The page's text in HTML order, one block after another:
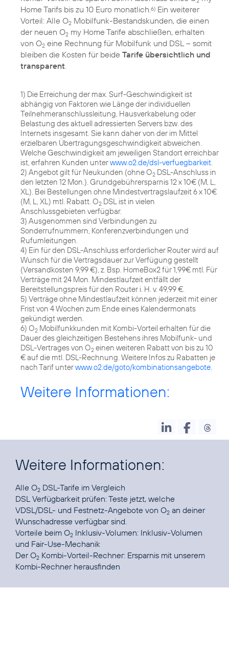
Home Tarifs bis zu 10 Euro monatlich. 6) Ein weiterer
Vorteil: Alle O2 Mobilfunk-Bestandskunden, die einen
der neuen O2 my Home Tarife abschließen, erhalten
von O2 eine Rechnung für Mobilfunk und DSL – somit
bleiben die Kosten für beide Tarife übersichtlich und
transparent
1) Die Erreichung der max. Surf-Geschwindigkeit ist
abhängig von Faktoren wie Länge der individuellen
Teilnehmeranschlussleitung, Hausverkabelung oder
Belastung des aktuell adressierten Servers bzw. des
Internets insgesamt. Sie kann daher von der im Mittel
erzielbaren Übertragungsgeschwindigkeit abweichen.
Welche Geschwindigkeit am jeweiligen Standort erreichbar
ist, erfahren Kunden unterwww.o2.de/dsl-verfuegbarkeit
2) Angebot gilt für Neukunden (ohne O2 DSL-Anschluss in
den letzten 12 Mon.). Grundgebührersparnis 12 x 10€ (M, L,
XL). Bei Bestellungen ohne Mindestvertragslaufzeit 6 x 10€
(M, L, XL) mtl. Rabatt. O2 DSL ist in vielen
Anschlussgebieten verfügbar.
3) Ausgenommen sind Verbindungen zu
Sonderrufnummern, Konferenzverbindungen und
Rufumleitungen.
4) Ein für den DSL-Anschluss erforderlicher Router wird auf
Wunsch für die Vertragsdauer zur Verfügung gestellt
(Versandkosten 9,99 €), z. Bsp. HomeBox2 für 1,99€ mtl. Für
Verträge mit 24 Mon. Mindestlaufzeit entfällt der
Bereitstellungspreis für den Router i. H. v. 49,99 €.
5) Verträge ohne Mindestlaufzeit können jederzeit mit einer
Frist von 4 Wochen zum Ende eines Kalendermonats
gekündigt werden.
6) O2 Mobilfunkkunden mit Kombi-Vorteil erhalten für die
Dauer des gleichzeitigen Bestehens ihres Mobilfunk- und
DSL-Vertrages von O2 einen weiteren Rabatt von bis zu 10
€ auf die mtl. DSL-Rechnung. Weitere Infos zu Rabatten je
nach Tarif unterwww.o2.de/goto/kombinationsangebote
Weitere Informationen:
Weitere Informationen:
Alle O2 DSL-Tarife
DSL Verfügbarkeit prüfen:Teste jetzt, welche
VDSL/DSL- und Festnetz-Angebote von O2 an deiner
Vorteile beim O2 Inklusiv-Volumen: Inklusiv-Volumen
Der O2 Kombi-Vorteil-Rechner: Ersparnis mit unserem
Kombi-Rechner herausfinden